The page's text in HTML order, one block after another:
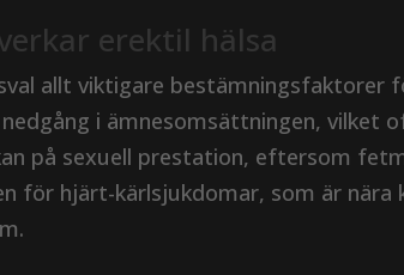
erektil hälsa
allt viktigare bestämningsfaktorer
i ämnesomsättningen, vilket
på sexuell prestation, eftersom
för hjärt-kärlsjukdomar, som är nära